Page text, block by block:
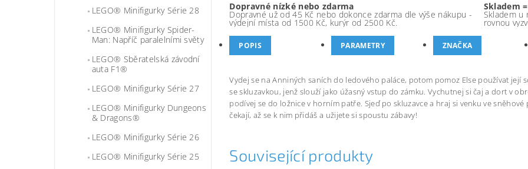
LEGO® Minifigurky Série 28
LEGO® Minifigurky Spider-
Man: Napříč paralelními světy
LEGO® Sběratelská závodní
auta F1®
LEGO® Minifigurky Série 27
LEGO® Minifigurky Dungeons
& Dragons®
LEGO® Minifigurky Série 26
LEGO® Minifigurky Série 25
Dopravné nízké nebo zdarma
Dopravné už od 45 Kč nebo dokonce zdarma dle výše nákupu -
výdejní místa od 1500 Kč, kurýr od 2500 Kč.
Skladem
Skladem u
rovnou
POPIS PARAMETRY ZNAČKA
Vydej se na Anniných saních do ledového paláce, potom pomoz Else používat
se skluzavkou, jenž slouží jako úžasný vstup do zámku. Vychutnej si čaj a dort v
podívej se do ložnice v horním patře. Sjeď po skluzavce a hraj si venku ve
čekají, až se k nim přidáš a užijete si spoustu zábavy!
Související produkty